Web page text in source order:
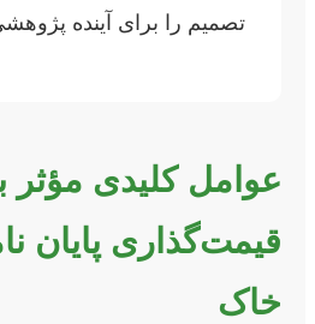
تصمیم را برای آینده
عوامل کلیدی مؤثر
قیمت‌گذاری پایان
خاک